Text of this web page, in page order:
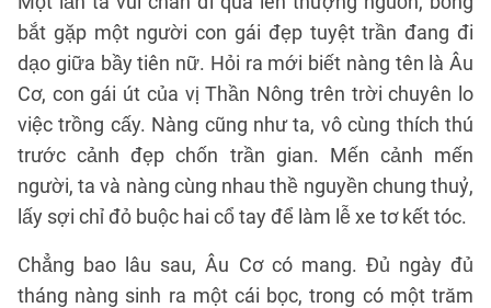
bắt gặp một người con gái đẹp tuyệt trần đang đi
dạo giữa bầy tiên nữ. Hỏi ra mới biết nàng tên là Âu
Cơ, con gái út của vị Thần Nông trên trời chuyên lo
việc trồng cấy. Nàng cũng như ta, vô cùng thích thú
trước cảnh đẹp chốn trần gian. Mến cảnh mến
người, ta và nàng cùng nhau thề nguyền chung thuỷ,
lấy sợi chỉ đỏ buộc hai cổ tay để làm lễ xe tơ kết tóc.
Chẳng bao lâu sau, Âu Cơ có mang. Đủ ngày đủ
tháng nàng sinh ra một cái bọc, trong có một trăm